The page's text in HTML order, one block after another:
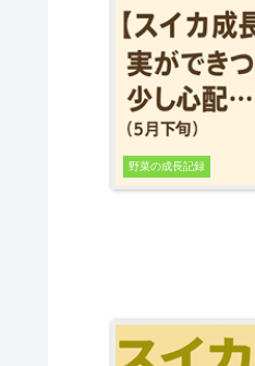
野菜の成長記録